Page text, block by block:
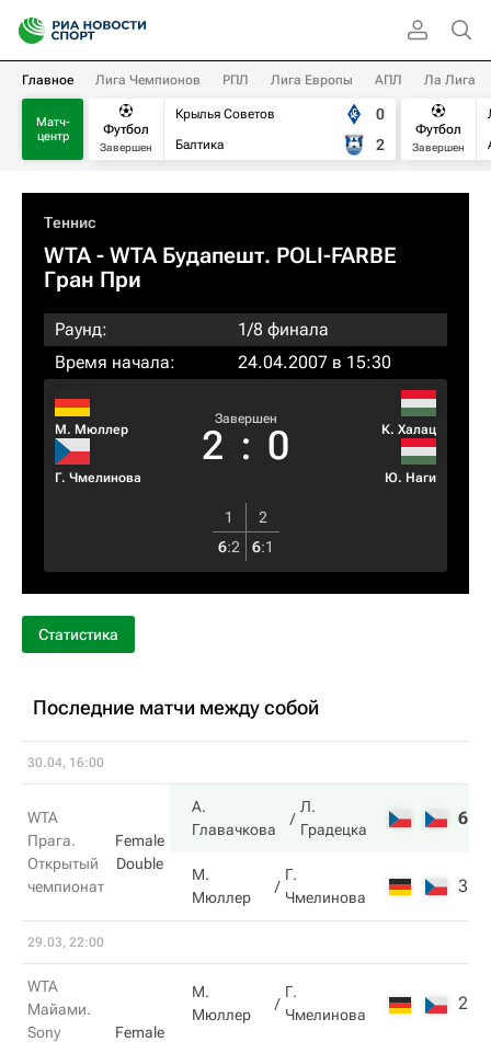
Главное Лига Чемпионов РПЛ Лига Европы АПЛ Ла Лига
Матч-
центр
Футбол
Завершен
Крылья Советов
Балтика
0
2
Футбол
Завершен
Теннис
WTA- WTA Будапешт. POLI-FARBE
Гран При
Раунд:
1/8 финала
Время начала:
24.04.2007 в 15:30
М. Мюллер
Г. Чмелинова
Завершен
2 : 0 К. Халац
Ю. Наги
1
2
6:2 6:1
Статистика
Последние матчи между собой
30.04, 16:00
WTA
Прага.
Открытый
чемпионат
Female
Double
А.
Главачкова
Л.
Градецка
6
М.
Мюллер
Г.
Чмелинова
3
29.03, 22:00
WTA
Майами.
Sony
Female
М.
Мюллер
Г.
Чмелинова
2